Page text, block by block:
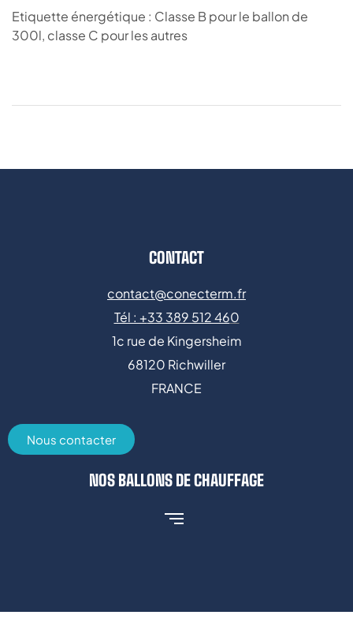
Etiquette énergétique : Classe B pour le ballon de
300l, classe C pour les autres
CONTACT
contact@conecterm.fr
Tél : +33 389 512 460
1c rue de Kingersheim
68120 Richwiller
FRANCE
Nous contacter
NOS BALLONS DE CHAUFFAGE